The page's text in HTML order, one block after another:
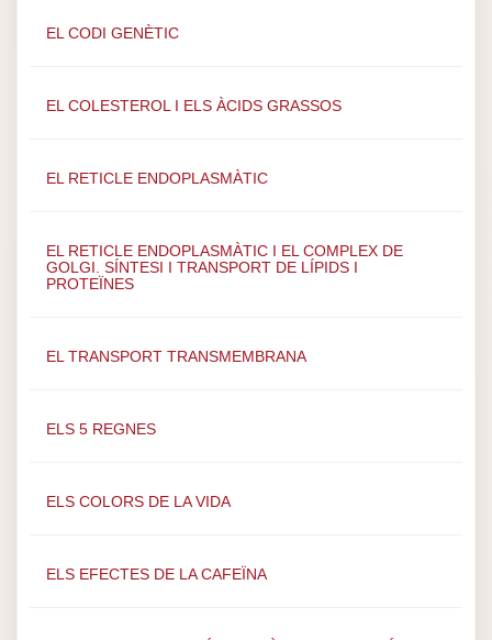
EL CODI GENÈTIC
EL COLESTEROL I ELS ÀCIDS GRASSOS
EL RETICLE ENDOPLASMÀTIC
EL RETICLE ENDOPLASMÀTIC I EL COMPLEX DE
GOLGI. SÍNTESI I TRANSPORT DE LÍPIDS I
PROTEÏNES
EL TRANSPORT TRANSMEMBRANA
ELS 5 REGNES
ELS COLORS DE LA VIDA
ELS EFECTES DE LA CAFEÏNA